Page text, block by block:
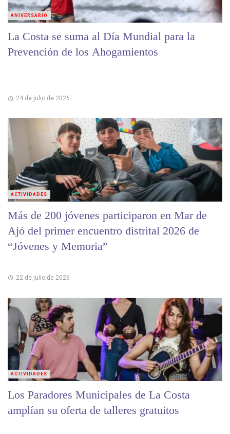
La Costa se suma al Día Mundial para la
Prevención de los Ahogamientos
24 de julio de 2026
ANIVERSARIO
Más de 200 jóvenes participaron en Mar de
Ajó del primer encuentro distrital 2026 de
“Jóvenes y Memoria”
22 de julio de 2026
ACTIVIDADES
Los Paradores Municipales de La Costa
amplían su oferta de talleres gratuitos
ACTIVIDADES